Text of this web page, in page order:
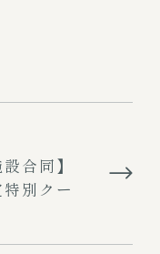
合同】
別クー